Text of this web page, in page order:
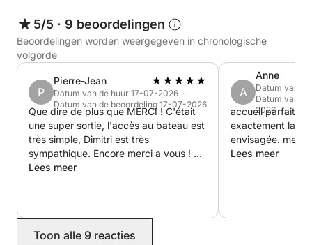
(Bird Island, Banc de la Vigne, enz.) met meerdere
zwemstops!
Comfortabele boot met zonnedek en picknicktafel.
Vertrek- en aankomsttijden variëren, aangezien de
boot zich bevindt in een ankerplaats die droogvalt
bij eb en vloed.
Vertrek mogelijk vanuit Le Canon, Grand Piqué of
Geniet van de eenvoudige geneugten van de zee!
Maximaal 4 personen voor een optimale beleving.
5/5 · 9 beoordelingen
Beoordelingen worden weergegeven in chronologische
volgorde
P
Pierre-Jean
Datum van de huur 17-07-2026 ·
Datum van de beoordeling 17-07-2026
Que dire de plus que MERCI ! C'était
une super sortie, l'accès au bateau est
très simple, Dimitri est très
sympathique. Encore merci a vous ! A
refaire sans hésitation ! La VRAIE
Lees meer
A
Anne
Datum van
Datum van
2026
accueil parfait !
exactement la
envisagée. merci
Lees meer
Toon alle 9 reacties